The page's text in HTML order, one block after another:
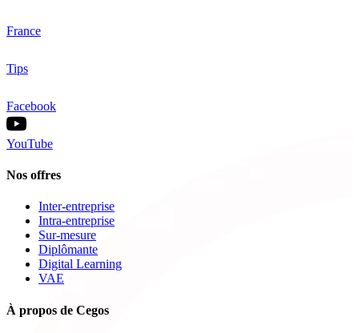
France
Tips
Facebook
YouTube
Nos offres
Inter-entreprise
Intra-entreprise
Sur-mesure
Diplômante
Digital Learning
VAE
À propos de Cegos